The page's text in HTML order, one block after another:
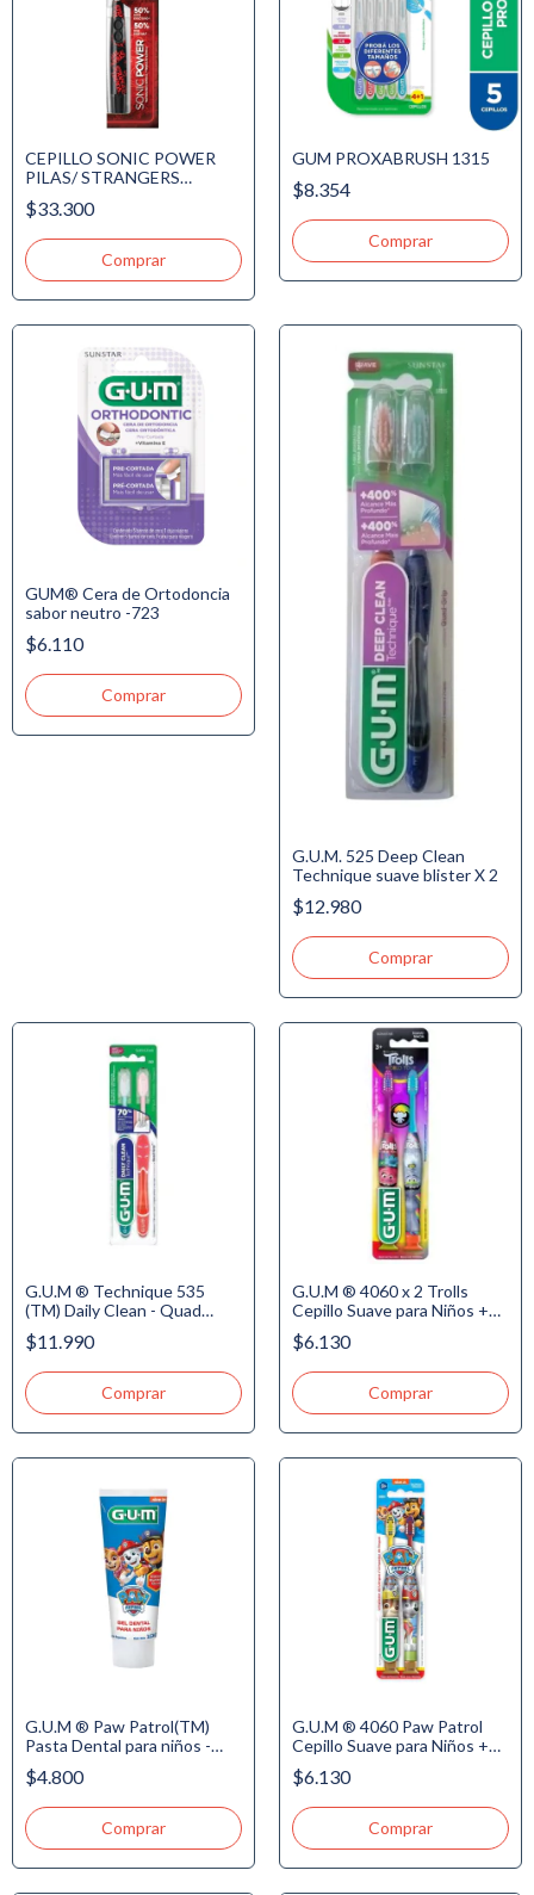
CEPILLO SONIC POWER
PILAS/ STRANGERS
THINGS
$33.300
GUM PROXABRUSH 1315
$8.354
GUM® Cera de Ortodoncia
sabor neutro -723
$6.110
G.U.M. 525 Deep Clean
Technique suave blister X 2
$12.980
G.U.M ® Technique 535
(TM) Daily Clean - Quad
Grip(TM) - Cepillo Suave
$11.990
G.U.M ® 4060 x 2 Trolls
Cepillo Suave para Niños +3
años - Regular. Value Pack -
NUEVO!
$6.130
G.U.M ® Paw Patrol(TM)
Pasta Dental para niños -
Sabor Bubble GUM +3 años,
100gr. NUEVO!
$4.800
G.U.M ® 4060 Paw Patrol
Cepillo Suave para Niños +3
años - Regular. Value Pack -
$6.130